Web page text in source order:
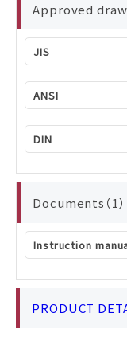
Approved
JIS
T3-M1003JE-
ANSI
T3-M1003AE-
DIN
T3-M1003DE-
Documents（1）
Instruction
H-V003-E-
PRODUCT